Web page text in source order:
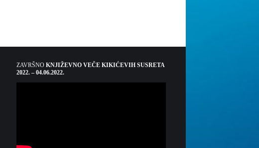
ZAVRŠNO KNJIŽEVNO VEČE KIKIĆEVIH SUSRETA
2022. – 04.06.2022.